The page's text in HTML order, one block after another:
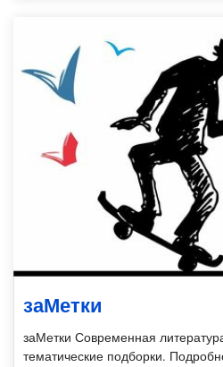
заМетки
заМетки Современная
тематические подборки.